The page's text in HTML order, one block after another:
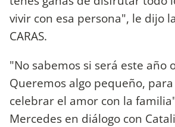
vivir con esa persona", le dijo
CARAS.
"No sabemos si será este año
Queremos algo pequeño,
celebrar el amor con la
Mercedes en diálogo con